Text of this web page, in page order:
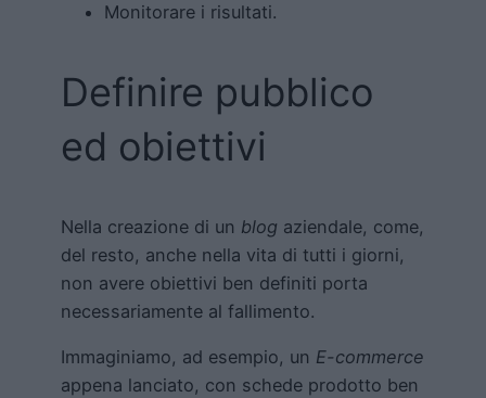
Monitorare i risultati.
Definire pubblico
ed obiettivi
Nella creazione di un blog aziendale, come,
del resto, anche nella vita di tutti i giorni,
non avere obiettivi ben definiti porta
necessariamente al fallimento.
Immaginiamo, ad esempio, un E-commerce
appena lanciato, con schede prodotto ben